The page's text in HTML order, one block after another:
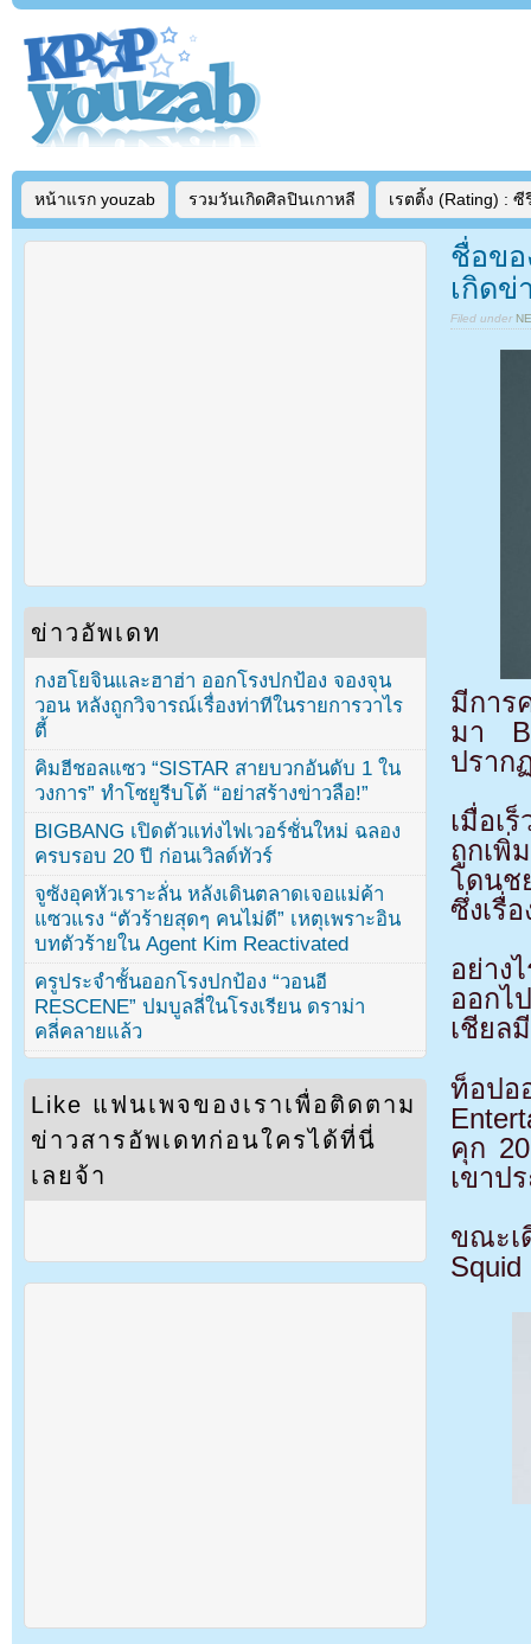
หน้าแรก youzab รวมวันเกิดศิลปินเกาหลี เรตติ้ง (Rating) : ซี
ชื่อขอ
เกิดข่
Filed under
มีการ
มา
ปราก
เมื่อเ
ถูกเพิ่
โดนช
ซึ่งเรื่
อย่าง
ออกไ
เชียล
ท็อป
คุก
เขาป
ขณะเ
Squid
ข่าวอัพเดท
กงฮโยจินและฮาฮ่า ออกโรงปกป้อง จองจุน
วอน หลังถูกวิจารณ์เรื่องท่าทีในรายการวาไร
ตี้
คิมฮีชอลแซว “SISTAR สายบวกอันดับ 1 ใน
วงการ” ทำโซยูรีบโต้ “อย่าสร้างข่าวลือ!”
BIGBANG เปิดตัวแท่งไฟเวอร์ชั่นใหม่ ฉลอง
ครบรอบ 20 ปี ก่อนเวิลด์ทัวร์
จูซังอุคหัวเราะลั่น หลังเดินตลาดเจอแม่ค้า
แซวแรง “ตัวร้ายสุดๆ คนไม่ดี” เหตุเพราะอิน
บทตัวร้ายใน Agent Kim Reactivated
ครูประจำชั้นออกโรงปกป้อง “วอนอี
RESCENE” ปมบูลลี่ในโรงเรียน ดราม่า
คลี่คลายแล้ว
Like แฟนเพจของเราเพื่อติดตาม
ข่าวสารอัพเดทก่อนใครได้ที่นี่
เลยจ้า